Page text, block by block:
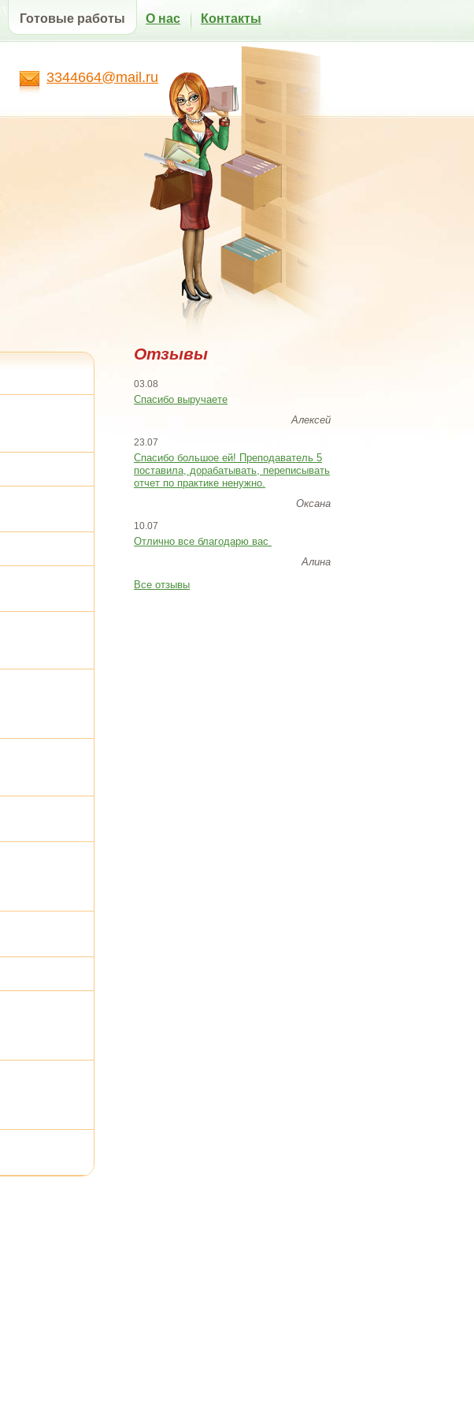
3344664@mail.ru
Готовые работы О нас Контакты
Отзывы
03.08
Спасибо выручаете
Алексей
23.07
Cпасибо большое ей! Преподаватель 5
поставила, дорабатывать, переписывать
отчет по практике ненужно.
Оксана
10.07
Отлично все благодарю вас
Алина
Все отзывы